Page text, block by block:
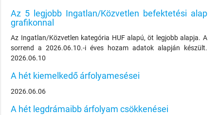
Az 5 legjobb Ingatlan/Közvetlen befektetési alap
grafikonnal
Az Ingatlan/Közvetlen kategória HUF alapú, öt legjobb alapja. A
sorrend a 2026.06.10.-i éves hozam adatok alapján készült.
2026.06.10
A hét kiemelkedő árfolyamesései
2026.06.06
A hét legdrámaibb árfolyam csökkenései